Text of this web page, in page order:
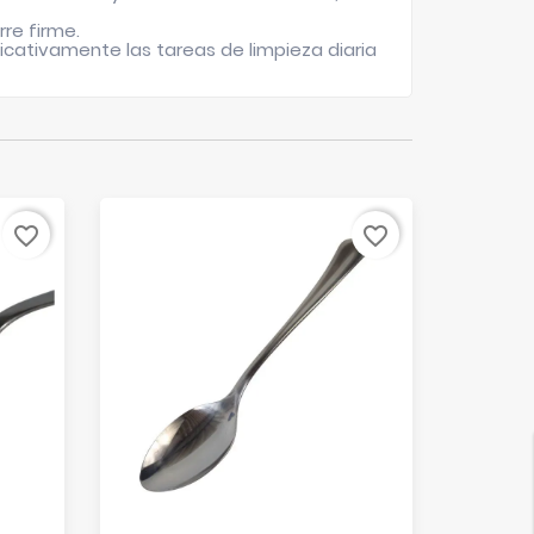
firme.
las tareas de limpieza diaria
favorite_border favorite_border